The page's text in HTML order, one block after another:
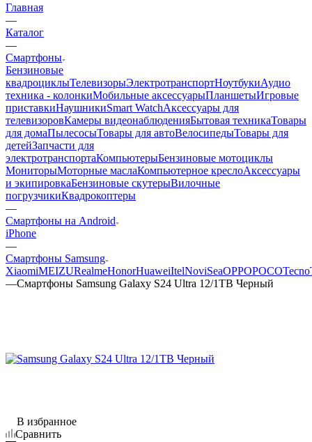
Главная
—
Каталог
—
Смартфоны
Бензиновые
квадроциклыТелевизорыЭлектротранспортНоутбукиАудио
техника - колонкиМобильные аксессуарыПланшетыИгровые
приставкиНаушникиSmart WatchАксессуары для
телевизоровКамеры видеонаблюденияБытовая техникаТовары
для домаПылесосыТовары для автоВелосипедыТовары для
детейЗапчасти для
электротранспортаКомпьютерыБензиновые мотоциклы
МониторыМоторные маслаКомпьютерное креслоАксессуары
и экипировкаБензиновые скутерыВилочные
погрузчикиКвадрокоптеры
—
Смартфоны на Android
iPhone
—
Смартфоны Samsung
XiaomiMEIZURealmeHonorHuaweiItelNoviSeaOPPOPOCOTecno
—Смартфоны Samsung Galaxy S24 Ultra 12/1TB Черный
В избранное
Сравнить